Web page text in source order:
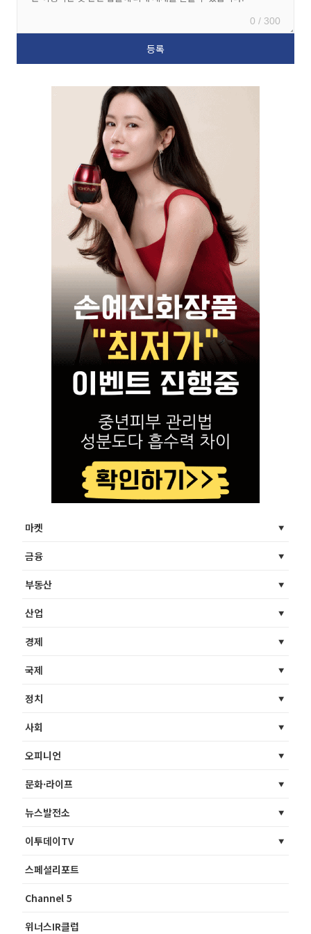
0 / 300
마켓
금융
부동산
산업
경제
국제
정치
사회
오피니언
문화·라이프
뉴스발전소
이투데이TV
스페셜리포트
Channel 5
위너스IR클럽